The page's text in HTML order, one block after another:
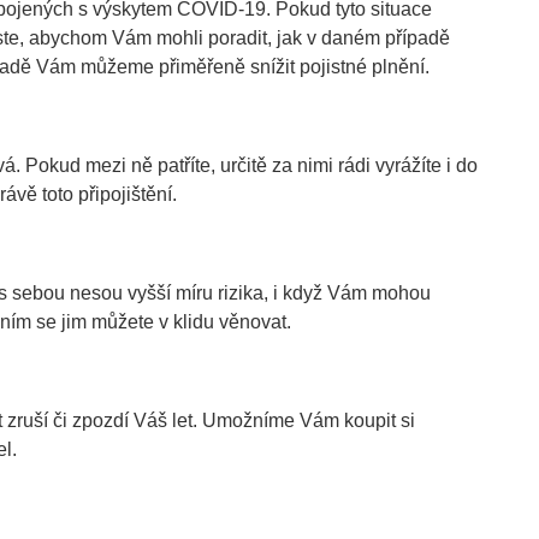
s výskytem COVID-19. Pokud tyto situace
abychom Vám mohli poradit, jak v daném případě
Vám můžeme přiměřeně snížit pojistné plnění.
Pokud mezi ně patříte, určitě za nimi rádi vyrážíte i do
toto připojištění.
sebou nesou vyšší míru rizika, i když Vám mohou
se jim můžete v klidu věnovat.
či zpozdí Váš let. Umožníme Vám koupit si